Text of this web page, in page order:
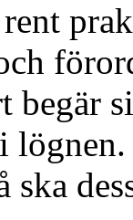
begär
ska